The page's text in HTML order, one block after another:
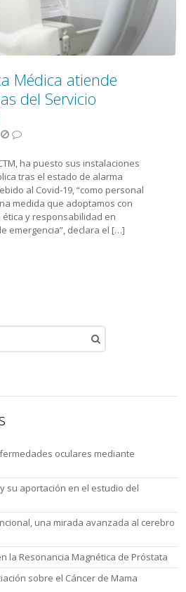
Médica atiende
del Servicio
ha puesto sus instalaciones
tras el estado de alarma
al Covid-19, “como personal
medida que adoptamos con
y responsabilidad en
emergencia”, declara el […]
oculares mediante
su aportación en el estudio del
una mirada avanzada al cerebro
la Resonancia Magnética de Próstata
sobre el Cáncer de Mama